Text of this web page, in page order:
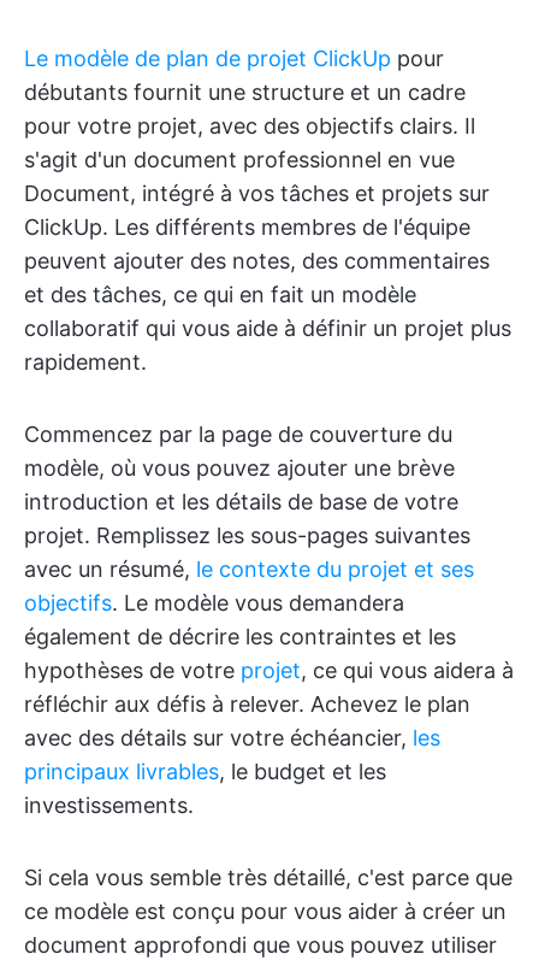
Le modèle de plan de projet ClickUp pour
débutants fournit une structure et un cadre
pour votre projet, avec des objectifs clairs. Il
s'agit d'un document professionnel en vue
Document, intégré à vos tâches et projets sur
ClickUp. Les différents membres de l'équipe
peuvent ajouter des notes, des commentaires
et des tâches, ce qui en fait un modèle
collaboratif qui vous aide à définir un projet plus
rapidement.
Commencez par la page de couverture du
modèle, où vous pouvez ajouter une brève
introduction et les détails de base de votre
projet. Remplissez les sous-pages suivantes
avec un résumé, le contexte du projet et ses
objectifs. Le modèle vous demandera
également de décrire les contraintes et les
hypothèses de votre projet, ce qui vous aidera à
réfléchir aux défis à relever. Achevez le plan
avec des détails sur votre échéancier, les
principaux livrables, le budget et les
investissements.
Si cela vous semble très détaillé, c'est parce que
ce modèle est conçu pour vous aider à créer un
document approfondi que vous pouvez utiliser